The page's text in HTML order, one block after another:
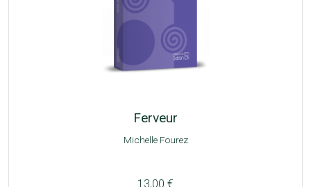
Ferveur
Michelle Fourez
13,00 €